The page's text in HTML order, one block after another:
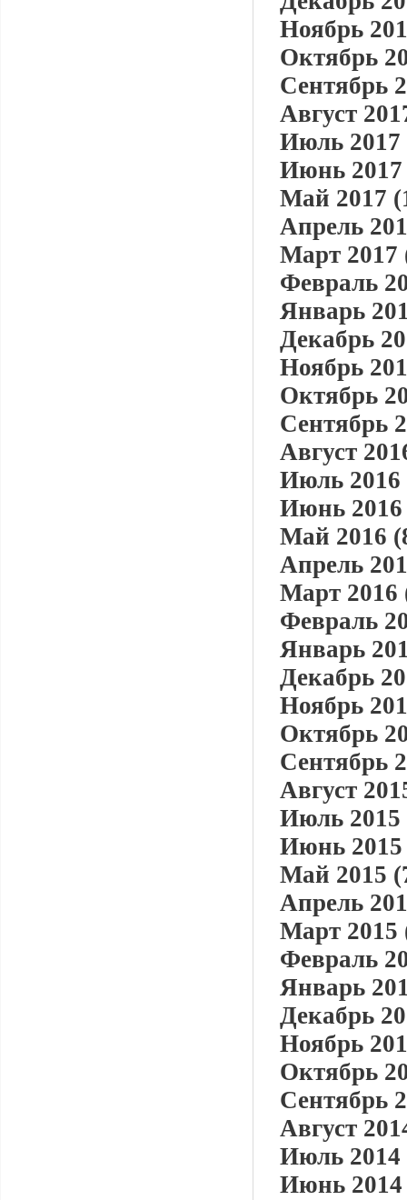
Ноябрь
Октябрь
Сентябрь
Август
Июль 2017
Июнь 2017
Май 2017
Апрель
Март 2017
Февраль
Январь
Декабрь
Ноябрь
Октябрь
Сентябрь
Август
Июль 2016
Июнь 2016
Май 2016
Апрель
Март 2016
Февраль
Январь
Декабрь
Ноябрь
Октябрь
Сентябрь
Август
Июль 2015
Июнь 2015
Май 2015
Апрель
Март 2015
Февраль
Январь
Декабрь
Ноябрь
Октябрь
Сентябрь
Август
Июль 2014
Июнь 2014